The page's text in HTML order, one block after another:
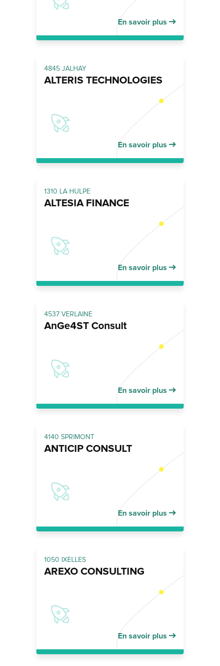
En savoir plus
4845 JALHAY
ALTERIS TECHNOLOGIES
En savoir plus
1310 LA HULPE
ALTESIA FINANCE
En savoir plus
4537 VERLAINE
AnGe4ST Consult
En savoir plus
4140 SPRIMONT
ANTICIP CONSULT
En savoir plus
1050 IXELLES
AREXO CONSULTING
En savoir plus